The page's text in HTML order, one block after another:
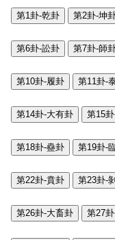
第1卦-乾卦 第2卦-坤
第6卦-訟卦 第7卦-師
第10卦-履卦 第11卦-
第14卦-大有卦 第15
第18卦-蠱卦 第19卦-
第22卦-賁卦 第23卦-
第26卦-大畜卦 第27